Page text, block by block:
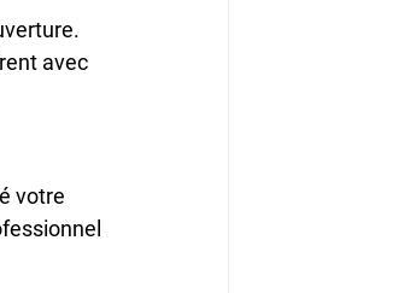
avec
votre